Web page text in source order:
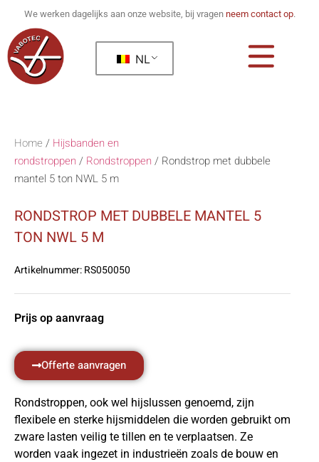
We werken dagelijks aan onze website, bij vragen neem contact op.
NL
Home / Hijsbanden en
rondstroppen / Rondstroppen / Rondstrop met dubbele
mantel 5 ton NWL 5 m
RONDSTROP MET DUBBELE MANTEL 5
TON NWL 5 M
Artikelnummer:RS050050
Prijs op aanvraag
Offerte aanvragen
Rondstroppen, ook wel hijslussen genoemd, zijn
flexibele en sterke hijsmiddelen die worden gebruikt om
zware lasten veilig te tillen en te verplaatsen. Ze
worden vaak ingezet in industrieën zoals de bouw en